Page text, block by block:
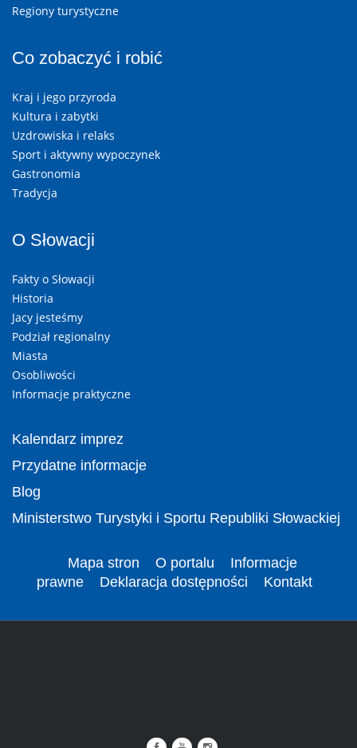
Regiony turystyczne
Co zobaczyć i robić
Kraj i jego przyroda
Kultura i zabytki
Uzdrowiska i relaks
Sport i aktywny wypoczynek
Gastronomia
Tradycja
O Słowacji
Fakty o Słowacji
Historia
Jacy jesteśmy
Podział regionalny
Miasta
Osobliwości
Informacje praktyczne
Kalendarz imprez
Przydatne informacje
Blog
Ministerstwo Turystyki i Sportu Republiki Słowackiej
Mapa stron O portalu
Informacje
prawne
Deklaracja dostępności Kontakt